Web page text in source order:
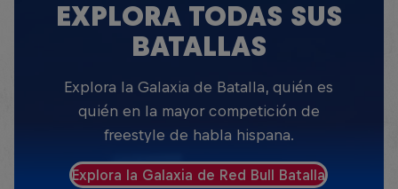
EXPLORA TODAS SUS
BATALLAS
Explora la Galaxia de Batalla, quién es
quién en la mayor competición de
freestyle de habla hispana.
Explora la Galaxia de Red Bull Batalla